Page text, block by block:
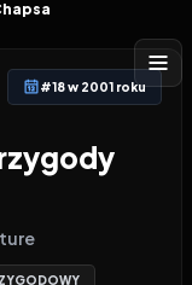
#18 w 2001 roku